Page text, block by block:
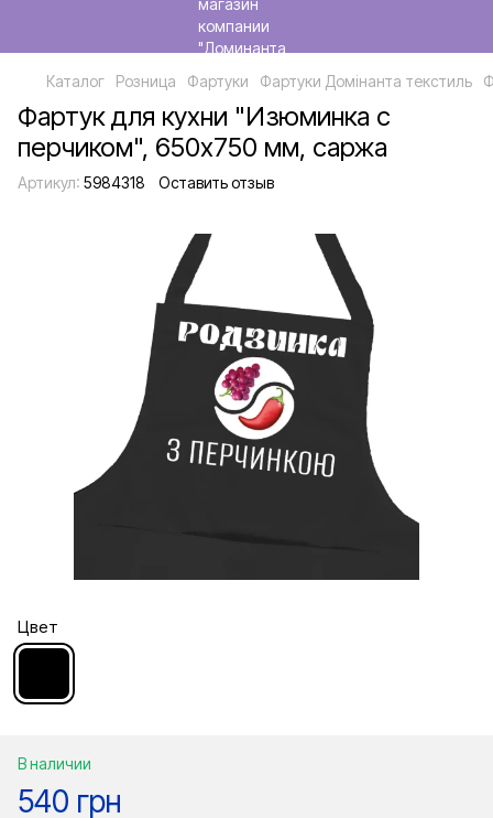
Каталог Розница Фартуки Фартуки Домінанта текстиль
Фартук для кухни "Изюминка с
перчиком", 650х750 мм, саржа
Артикул: 5984318 Оставить отзыв
Цвет
В наличии
540 грн